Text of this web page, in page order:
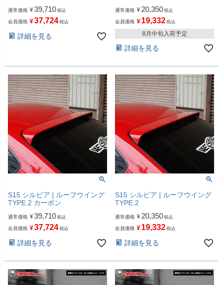
通常価格 ¥39,710 税込
会員価格 ¥37,724 税込
詳細を見る
通常価格 ¥ 20,350 税込
会員価格 ¥ 19,332 税込
8月中旬入荷予定
詳細を見る
S15 シルビア | ルーフウイング
TYPE.2 カーボン
通常価格 ¥39,710 税込
会員価格 ¥37,724 税込
詳細を見る
S15 シルビア | ルーフウイング
TYPE.2
通常価格 ¥ 20,350 税込
会員価格 ¥ 19,332 税込
詳細を見る